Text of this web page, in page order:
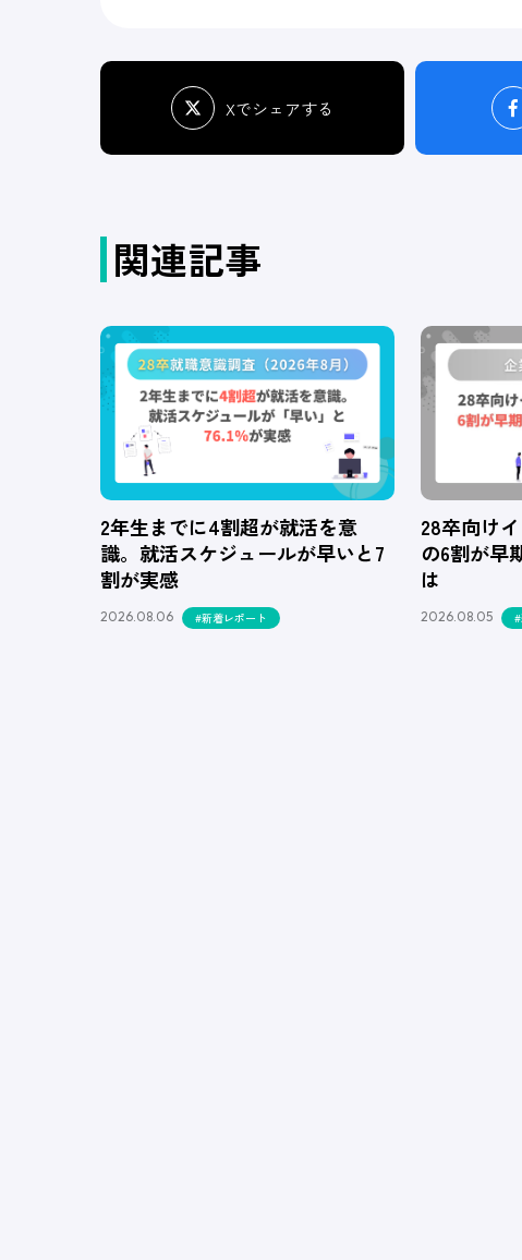
Xでシェアする
関連記事
2年生までに4割超が就活を意
識。就活スケジュールが早いと7
割が実感
2026.08.06 #新着レポート
28卒向け
の6割が早
は
2026.08.05